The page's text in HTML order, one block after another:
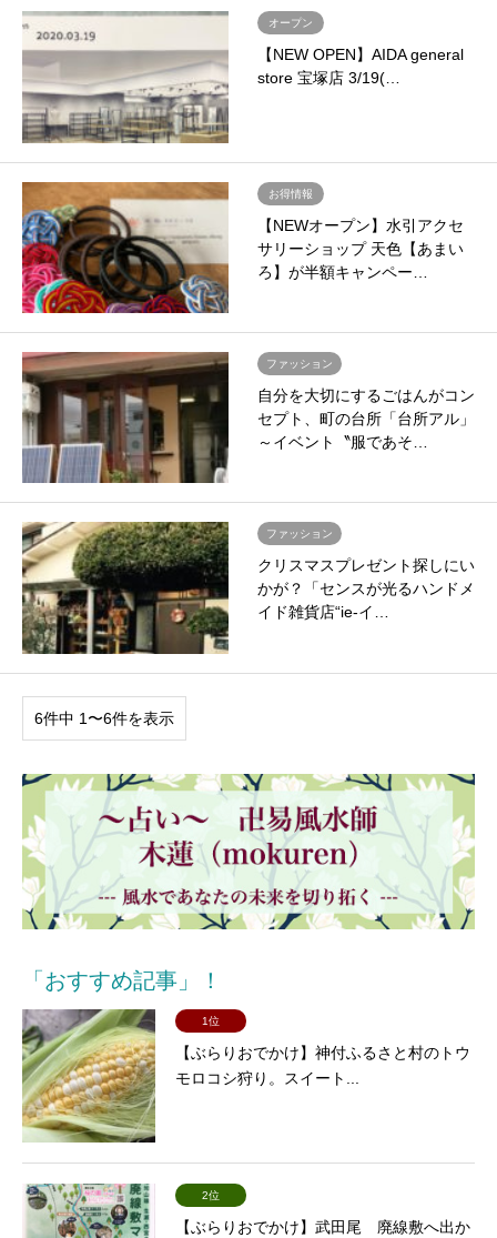
オープン
【NEW OPEN】AIDA general
store 宝塚店 3/19(…
お得情報
【NEWオープン】水引アクセ
サリーショップ 天色【あまい
ろ】が半額キャンペー…
ファッション
自分を大切にするごはんがコン
セプト、町の台所「台所アル」
～イベント〝服であそ…
ファッション
クリスマスプレゼント探しにい
かが？「センスが光るハンドメ
イド雑貨店“ie-イ…
6件中 1〜6件を表示
「おすすめ記事」！
1位
【ぶらりおでかけ】神付ふるさと村のトウ
モロコシ狩り。スイート...
2位
【ぶらりおでかけ】武田尾 廃線敷へ出か